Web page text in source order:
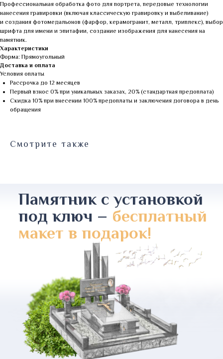
Профессиональная обработка фото для портрета, передовые технологии
нанесения гравировки (включая классическую гравировку и выбеливание)
и создания фотомедальонов (фарфор, керамогранит, металл, триплекс), выбор
шрифта для имени и эпитафии, создание изображения для нанесения на
памятник.
Характеристики
Форма: Прямоугольный
Доставка и оплата
Условия оплаты
Рассрочка до 12 месяцев
Первый взнос 0% при уникальных заказах, 20% (стандартная предоплата)
Скидка 10% при внесении 100% предоплаты и заключения договора в день
обращения
Смотрите также
Памятник с установкой
под ключ – бесплатный
макет в подарок!